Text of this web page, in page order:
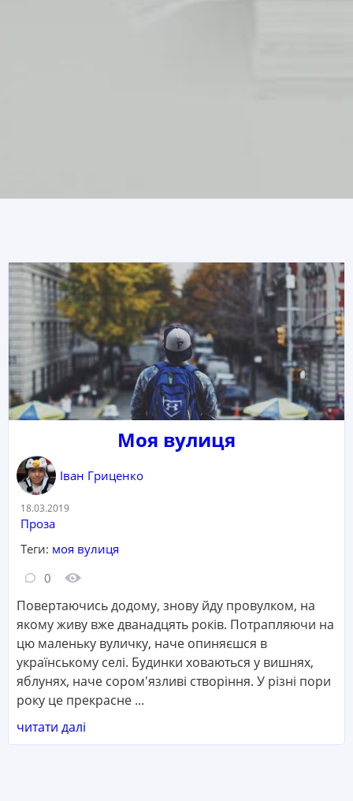
Моя вулиця
Іван Гриценко
Дата:
18.03.2019
Категорія:
Проза
Теги: моя вулиця
Кількість коментарів:
0 Кількість переглядів:
Повертаючись додому, знову йду провулком, на
якому живу вже дванадцять років. Потрапляючи на
цю маленьку вуличку, наче опиняєшся в
українському селі. Будинки ховаються у вишнях,
яблунях, наче сором'язливі створіння. У різні пори
року це прекрасне ...
читати далі